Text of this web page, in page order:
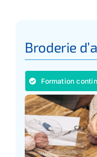
Broderie
Formation